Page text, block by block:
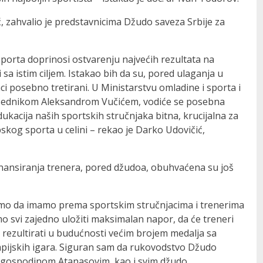
je predstavnicima Džudo saveza Srbije za
doprinosi ostvarenju najvećih rezultata na
istim ciljem. Istakao bih da su, pored ulaganja u
tretirani. U Ministarstvu omladine i sporta i
Aleksandrom Vučićem, vodiće se posebna
naših sportskih stručnjaka bitna, krucijalna za
sporta u celini – rekao je Darko Udovičić,
trenera, pored džudoa, obuhvaćena su još
da imamo prema sportskim stručnjacima i trenerima
svi zajedno uložiti maksimalan napor, da će treneri
u budućnosti većim brojem medalja sa
igara. Siguran sam da rukovodstvo Džudo